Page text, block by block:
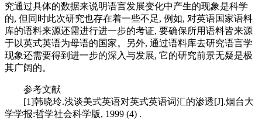
究通过具体的数据来说明语言发展变化中产生的现象是科学
的, 但同时此次研究也存在着一些不足, 例如, 对英语国家语料
库的语料来源还需进行进一步的考证, 要确保所用语料皆来源
于以英式英语为母语的国家。另外, 通过语料库去研究语言学
现象还需要得到进一步的深入与发展, 它的研究前景无疑是极
其广阔的。
参考文献
[1]韩晓玲.浅谈美式英语对英式英语词汇的渗透[J].烟台大
学学报:哲学社会科学版, 1999 (4) .